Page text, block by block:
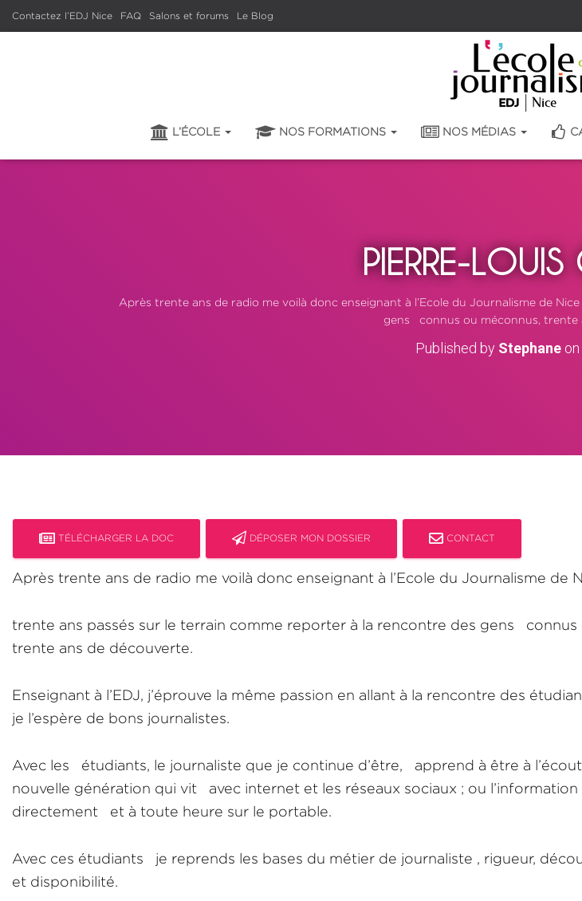
Contactez l’EDJ Nice FAQ Salons et forums Le Blog
L’ÉCOLE NOS FORMATIONS NOS MÉDIAS
PIERRE-LOUIS
Après trente ans de radio me voilà donc enseignant à l’Ecole du Journalisme de
gens connus ou méconnus, trente
Published by Stephane on
TÉLÉCHARGER LA DOC DÉPOSER MON DOSSIER CONTACT
Après trente ans de radio me voilà donc enseignant à l’Ecole du Journalisme de
trente ans passés sur le terrain comme reporter à la rencontre des gens connus
trente ans de découverte.
Enseignant à l’EDJ, j’éprouve la même passion en allant à la rencontre des
je l’espère de bons journalistes.
Avec les étudiants, le journaliste que je continue d’être, apprend à être à
nouvelle génération qui vit avec internet et les réseaux sociaux ; ou l’information
directement et à toute heure sur le portable.
Avec ces étudiants je reprends les bases du métier de journaliste , rigueur,
et disponibilité.